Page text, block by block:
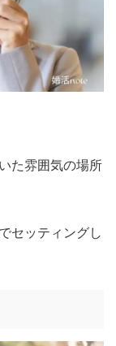
た雰囲気の場所
セッティングし